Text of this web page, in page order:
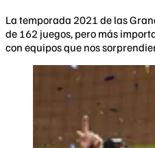
La temporada 2021 de las
de 162 juegos, pero más
con equipos que nos